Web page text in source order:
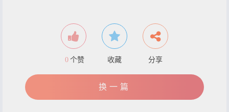
0 个赞 收藏 分享
换一篇